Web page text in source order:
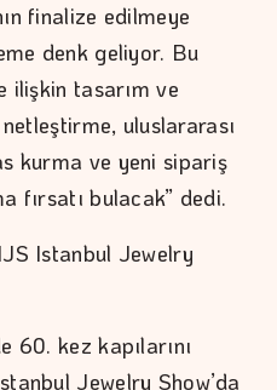
finalize edilmeye
denk geliyor. Bu
ilişkin tasarım ve
uluslararası
kurma ve yeni sipariş
fırsatı bulacak” dedi.
Istanbul Jewelry
60. kez kapılarını
Jewelry Show’da